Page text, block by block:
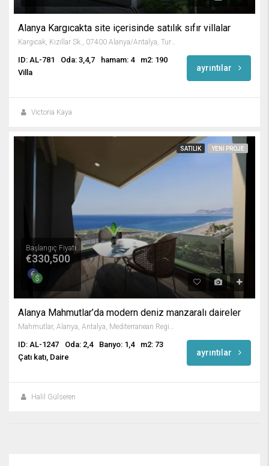
Alanya Kargıcakta site içerisinde satılık sıfır villalar
Kargıcak, Kızıllar Sk., 07400 Alanya/Antalya, Turkey
ID: AL-781 Oda: 3,4,7 hamam: 4
m2: 190
Villa
ayrıntılar
Victoria Kaya
SATILIK YENI PROJE
Başlangıç Fiyatı
€330,500
Alanya Mahmutlar’da modern deniz manzaralı daireler
ID: AL-1247 Oda: 2,4 Banyo: 1,4
m2: 73
Çatı katı, Daire
ayrıntılar
Halil Gülseren